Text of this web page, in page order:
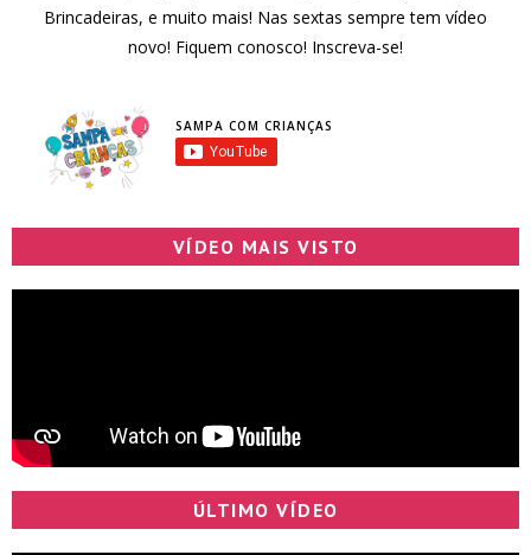
Brincadeiras, e muito mais! Nas sextas sempre tem vídeo
novo! Fiquem conosco! Inscreva-se!
SAMPA COM CRIANÇAS
VÍDEO MAIS VISTO
ÚLTIMO VÍDEO